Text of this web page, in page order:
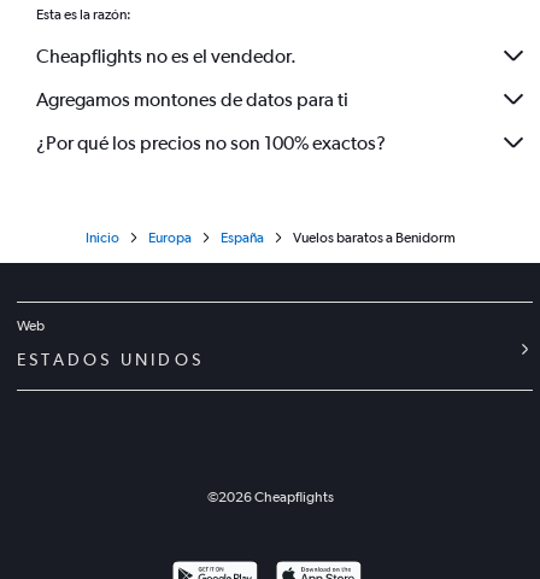
Esta es la razón:
Cheapflights no es el vendedor.
Agregamos montones de datos para ti
¿Por qué los precios no son 100% exactos?
Inicio Europa España Vuelos baratos a Benidorm
Web
ESTADOS UNIDOS
©2026Cheapflights